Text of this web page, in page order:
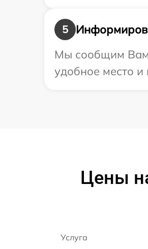
5
Мы сообщим Вам
удобное место и
Цены
Услуга